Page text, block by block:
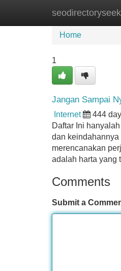
seodirectoryseek
Home
Home
1
Jangan Sampai
Internet 444
Daftar Ini
dan
merencanakan
adalah harta yang
Comments
Submit a